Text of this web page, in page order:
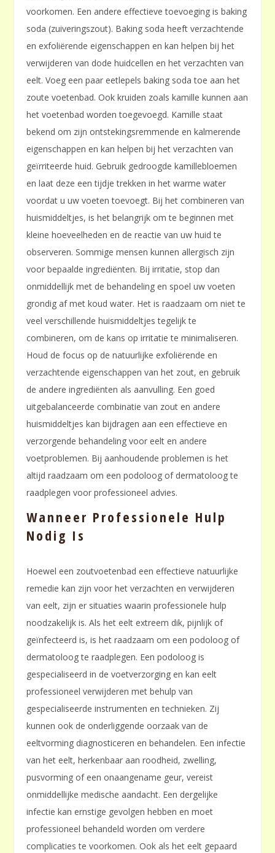
voorkomen. Een andere effectieve toevoeging is baking
soda (zuiveringszout). Baking soda heeft verzachtende
en exfoliërende eigenschappen en kan helpen bij het
verwijderen van dode huidcellen en het verzachten van
eelt. Voeg een paar eetlepels baking soda toe aan het
zoute voetenbad. Ook kruiden zoals kamille kunnen aan
het voetenbad worden toegevoegd. Kamille staat
bekend om zijn ontstekingsremmende en kalmerende
eigenschappen en kan helpen bij het verzachten van
geïrriteerde huid. Gebruik gedroogde kamillebloemen
en laat deze een tijdje trekken in het warme water
voordat u uw voeten toevoegt. Bij het combineren van
huismiddeltjes, is het belangrijk om te beginnen met
kleine hoeveelheden en de reactie van uw huid te
observeren. Sommige mensen kunnen allergisch zijn
voor bepaalde ingrediënten. Bij irritatie, stop dan
onmiddellijk met de behandeling en spoel uw voeten
grondig af met koud water. Het is raadzaam om niet te
veel verschillende huismiddeltjes tegelijk te
combineren, om de kans op irritatie te minimaliseren.
Houd de focus op de natuurlijke exfoliërende en
verzachtende eigenschappen van het zout, en gebruik
de andere ingrediënten als aanvulling. Een goed
uitgebalanceerde combinatie van zout en andere
huismiddeltjes kan bijdragen aan een effectieve en
verzorgende behandeling voor eelt en andere
voetproblemen. Bij aanhoudende problemen is het
altijd raadzaam om een podoloog of dermatoloog te
raadplegen voor professioneel advies.
Wanneer Professionele Hulp
Nodig Is
Hoewel een zoutvoetenbad een effectieve natuurlijke
remedie kan zijn voor het verzachten en verwijderen
van eelt, zijn er situaties waarin professionele hulp
noodzakelijk is. Als het eelt extreem dik, pijnlijk of
geïnfecteerd is, is het raadzaam om een podoloog of
dermatoloog te raadplegen. Een podoloog is
gespecialiseerd in de voetverzorging en kan eelt
professioneel verwijderen met behulp van
gespecialiseerde instrumenten en technieken. Zij
kunnen ook de onderliggende oorzaak van de
eeltvorming diagnosticeren en behandelen. Een infectie
van het eelt, herkenbaar aan roodheid, zwelling,
pusvorming of een onaangename geur, vereist
onmiddellijke medische aandacht. Een dergelijke
infectie kan ernstige gevolgen hebben en moet
professioneel behandeld worden om verdere
complicaties te voorkomen. Ook als het eelt gepaard